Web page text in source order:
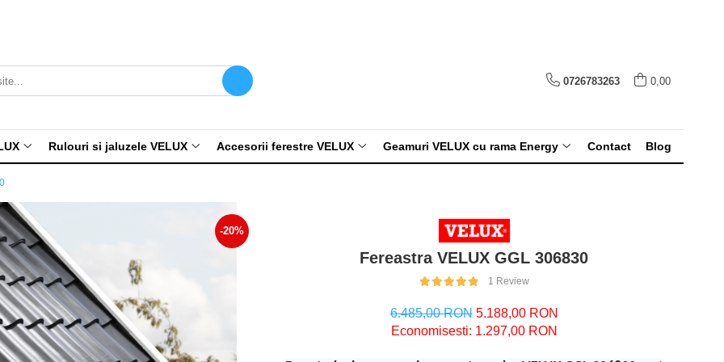
0726783263 0,00
Rulouri si jaluzele VELUX Accesorii ferestre VELUX Geamuri VELUX cu rama Energy Contact Blog
Fereastra VELUX GGL 306830
1 Review
-20%
6.485,00 RON 5.188,00 RON
Economisesti: 1.297,00 RON